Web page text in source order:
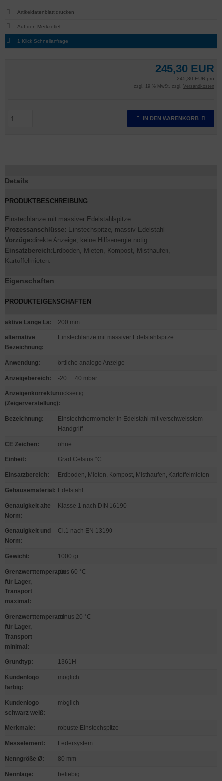
245,30 EUR
245,30 EUR pro
zzgl. 19 % MwSt. zzgl. Versandkosten
IN DEN WARENKORB
Artikeldatenblatt drucken
1 Klick Schnellanfrage
Details
PRODUKTBESCHREIBUNG
Einstechlanze mit massiver Edelstahlspitze .
Prozessanschlüsse: Einstechspitze, massiv Edelstahl
Vorzüge:direkte Anzeige, keine Hilfsenergie nötig.
Einsatzbereich: Erdboden, Mieten, Kompost, Misthaufen,
Kartoffelmieten.
Eigenschaften
PRODUKTEIGENSCHAFTEN
aktive Länge La: 200 mm
alternative
Bezeichnung:
Einstechlanze mit massiver Edelstahlspitze
Anwendung: örtliche analoge Anzeige
Anzeigebereich: -20...+40 mbar
Anzeigenkorrektur
(Zeigerverstellung):
rückseitig
Bezeichnung:
Einstechthermometer in Edelstahl mit verschweisstem
Handgriff
CE Zeichen: ohne
Einheit: Grad Celsius °C
Einsatzbereich: Erdboden, Mieten, Kompost, Misthaufen, Kartoffelmieten
Gehäusematerial : Edelstahl
Genauigkeit alte
Norm:
Klasse 1 nach DIN 16190
Genauigkeit und
Norm:
Cl.1 nach EN 13190
Gewicht: 1000 gr
Grenzwerttemperatur
für Lager,
Transport
maximal :
plus 60 °C
Grenzwerttemperatur
für Lager,
Transport
minimal :
minus 20 °C
Grundtyp: 1361H
Kundenlogo
farbig:
möglich
Kundenlogo
schwarz weiß:
möglich
Merkmale: robuste Einstechspitze
Messelement: Federsystem
Nenngröße Ø: 80 mm
Nennlage: beliebig